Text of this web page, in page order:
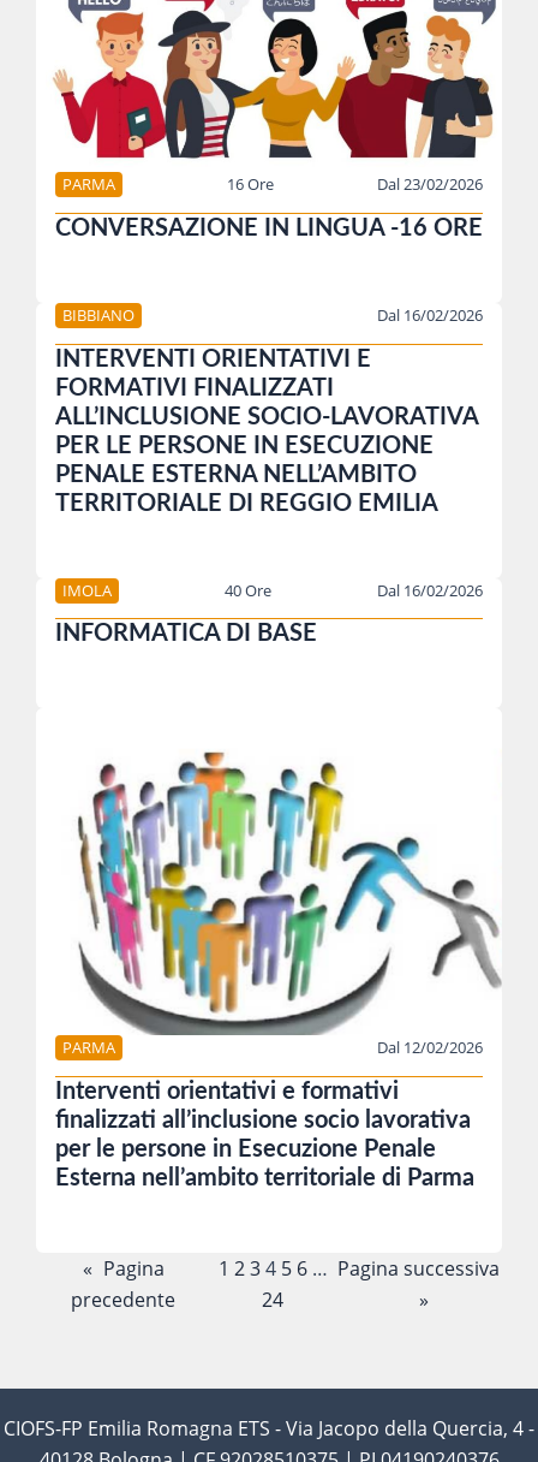
PARMA 16 Ore Dal 23/02/2026
CONVERSAZIONE IN LINGUA -16 ORE
BIBBIANO Dal 16/02/2026
INTERVENTI ORIENTATIVI E
FORMATIVI FINALIZZATI
ALL’INCLUSIONE SOCIO-LAVORATIVA
PER LE PERSONE IN ESECUZIONE
PENALE ESTERNA NELL’AMBITO
TERRITORIALE DI REGGIO EMILIA
IMOLA 40 Ore Dal 16/02/2026
INFORMATICA DI BASE
PARMA Dal 12/02/2026
Interventi orientativi e formativi
finalizzati all’inclusione socio lavorativa
per le persone in Esecuzione Penale
Esterna nell’ambito territoriale di Parma
« Pagina
precedente
1 234 5 6 …
24
Pagina successiva
»
CIOFS-FP Emilia Romagna ETS - Via Jacopo della Quercia, 4 -